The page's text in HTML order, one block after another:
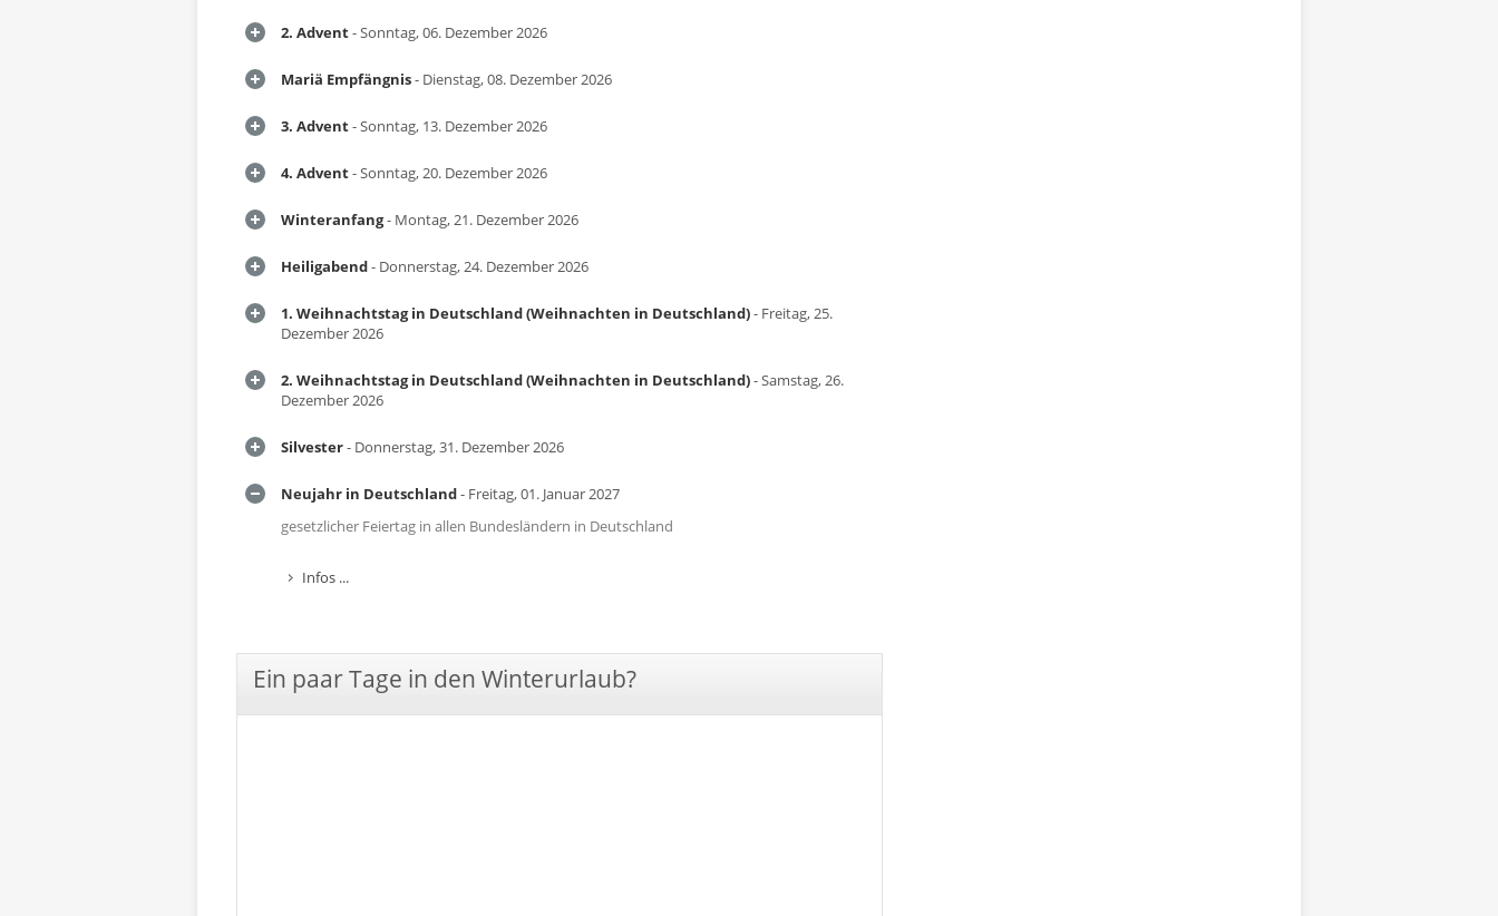
2. Advent- Sonntag, 06. Dezember 2026
Mariä Empfängnis- Dienstag, 08. Dezember 2026
3. Advent- Sonntag, 13. Dezember 2026
4. Advent- Sonntag, 20. Dezember 2026
Winteranfang- Montag, 21. Dezember 2026
Heiligabend- Donnerstag, 24. Dezember 2026
1. Weihnachtstag in Deutschland (Weihnachten in Deutschland)- Freitag, 25.
Dezember 2026
2. Weihnachtstag in Deutschland (Weihnachten in Deutschland)- Samstag, 26.
Dezember 2026
Silvester- Donnerstag, 31. Dezember 2026
Neujahr in Deutschland- Freitag, 01. Januar 2027
gesetzlicher Feiertag in allen Bundesländern in Deutschland
Infos ...
Ein paar Tage in den Winterurlaub?